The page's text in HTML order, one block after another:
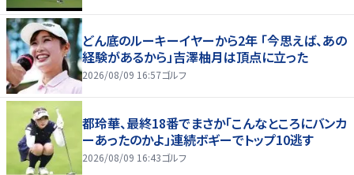
どん底のルーキーイヤーから2年 「今思えば、あの
経験があるから」吉澤柚月は頂点に立った
2026/08/09 16:57ゴルフ
都玲華、最終18番でまさか「こんなところにバンカ
ーあったのかよ」連続ボギーでトップ10逃す
2026/08/09 16:43ゴルフ